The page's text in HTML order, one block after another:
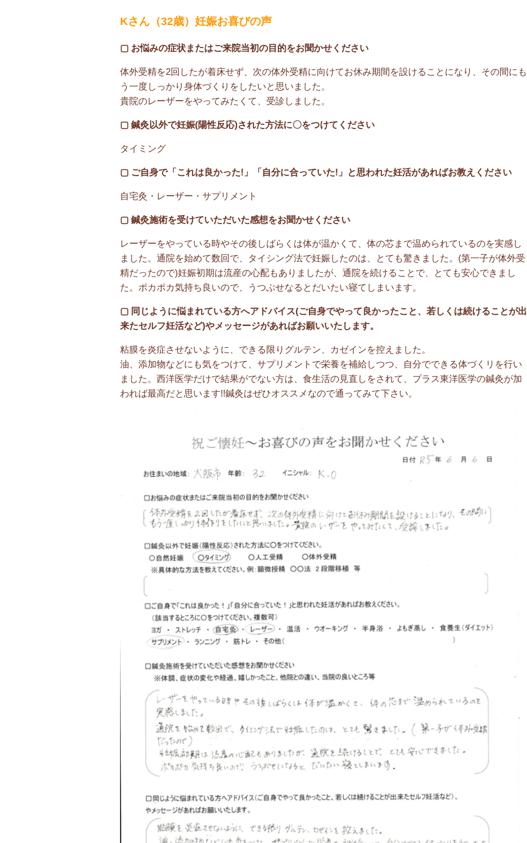
Kさん（32歳）妊娠お喜びの声
▢ お悩みの症状またはご来院当初の目的をお聞かせください
体外受精を2回したが着床せず、次の体外受精に向けてお休み期間を設けることになり、その間にも
う一度しっかり身体づくりをしたいと思いました。
貴院のレーザーをやってみたくて、受診しました。
▢ 鍼灸以外で妊娠(陽性反応)された方法に〇をつけてください
タイミング
▢ ご自身で「これは良かった!」「自分に合っていた!」と思われた妊活があればお教えください
自宅灸・レーザー・サプリメント
▢ 鍼灸施術を受けていただいた感想をお聞かせください
レーザーをやっている時やその後しばらくは体が温かくて、体の芯まで温められているのを実感し
ました。通院を始めて数回で、タイシング法で妊娠したのは、とても驚きました。(第一子が体外受
精だったので)妊娠初期は流産の心配もありましたが、通院を続けることで、とても安心できまし
た。ポカポカ気持ち良いので、うつぶせなるとだいたい寝てしまいます。
▢ 同じように悩まれている方へアドバイス(ご自身でやって良かったこと、若しくは続けることが出
来たセルフ妊活など)やメッセージがあればお願いいたします。
粘膜を炎症させないように、できる限りグルテン、カゼインを控えました。
油、添加物などにも気をつけて、サプリメントで栄養を補給しつつ、自分でできる体づくリを行い
ました。西洋医学だけで結果がでない方は、食生活の見直しをされて、プラス東洋医学の鍼灸が加
われば最高だと思います!!鍼灸はぜひオススメなので通ってみて下さい。